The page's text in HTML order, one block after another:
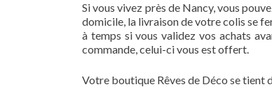
Si vous vivez près de Nancy, vous
domicile, la livraison de votre colis se
à temps si vous validez vos achats
commande, celui-ci vous est offert.
Votre boutique Rêves de Déco se tient